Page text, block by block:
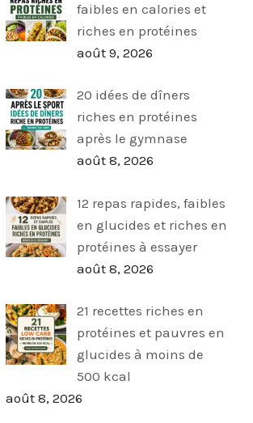
faibles en calories et
riches en protéines
août 9, 2026
20 idées de dîners
riches en protéines
après le gymnase
août 8, 2026
12 repas rapides, faibles
en glucides et riches en
protéines à essayer
août 8, 2026
21 recettes riches en
protéines et pauvres en
glucides à moins de
500 kcal
août 8, 2026